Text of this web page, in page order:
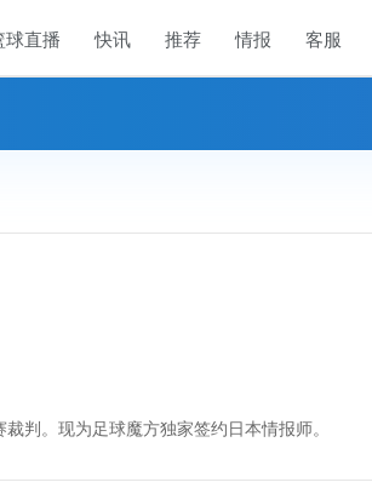
球直播 快讯 推荐 情报 客服
判。现为足球魔方独家签约日本情报师。